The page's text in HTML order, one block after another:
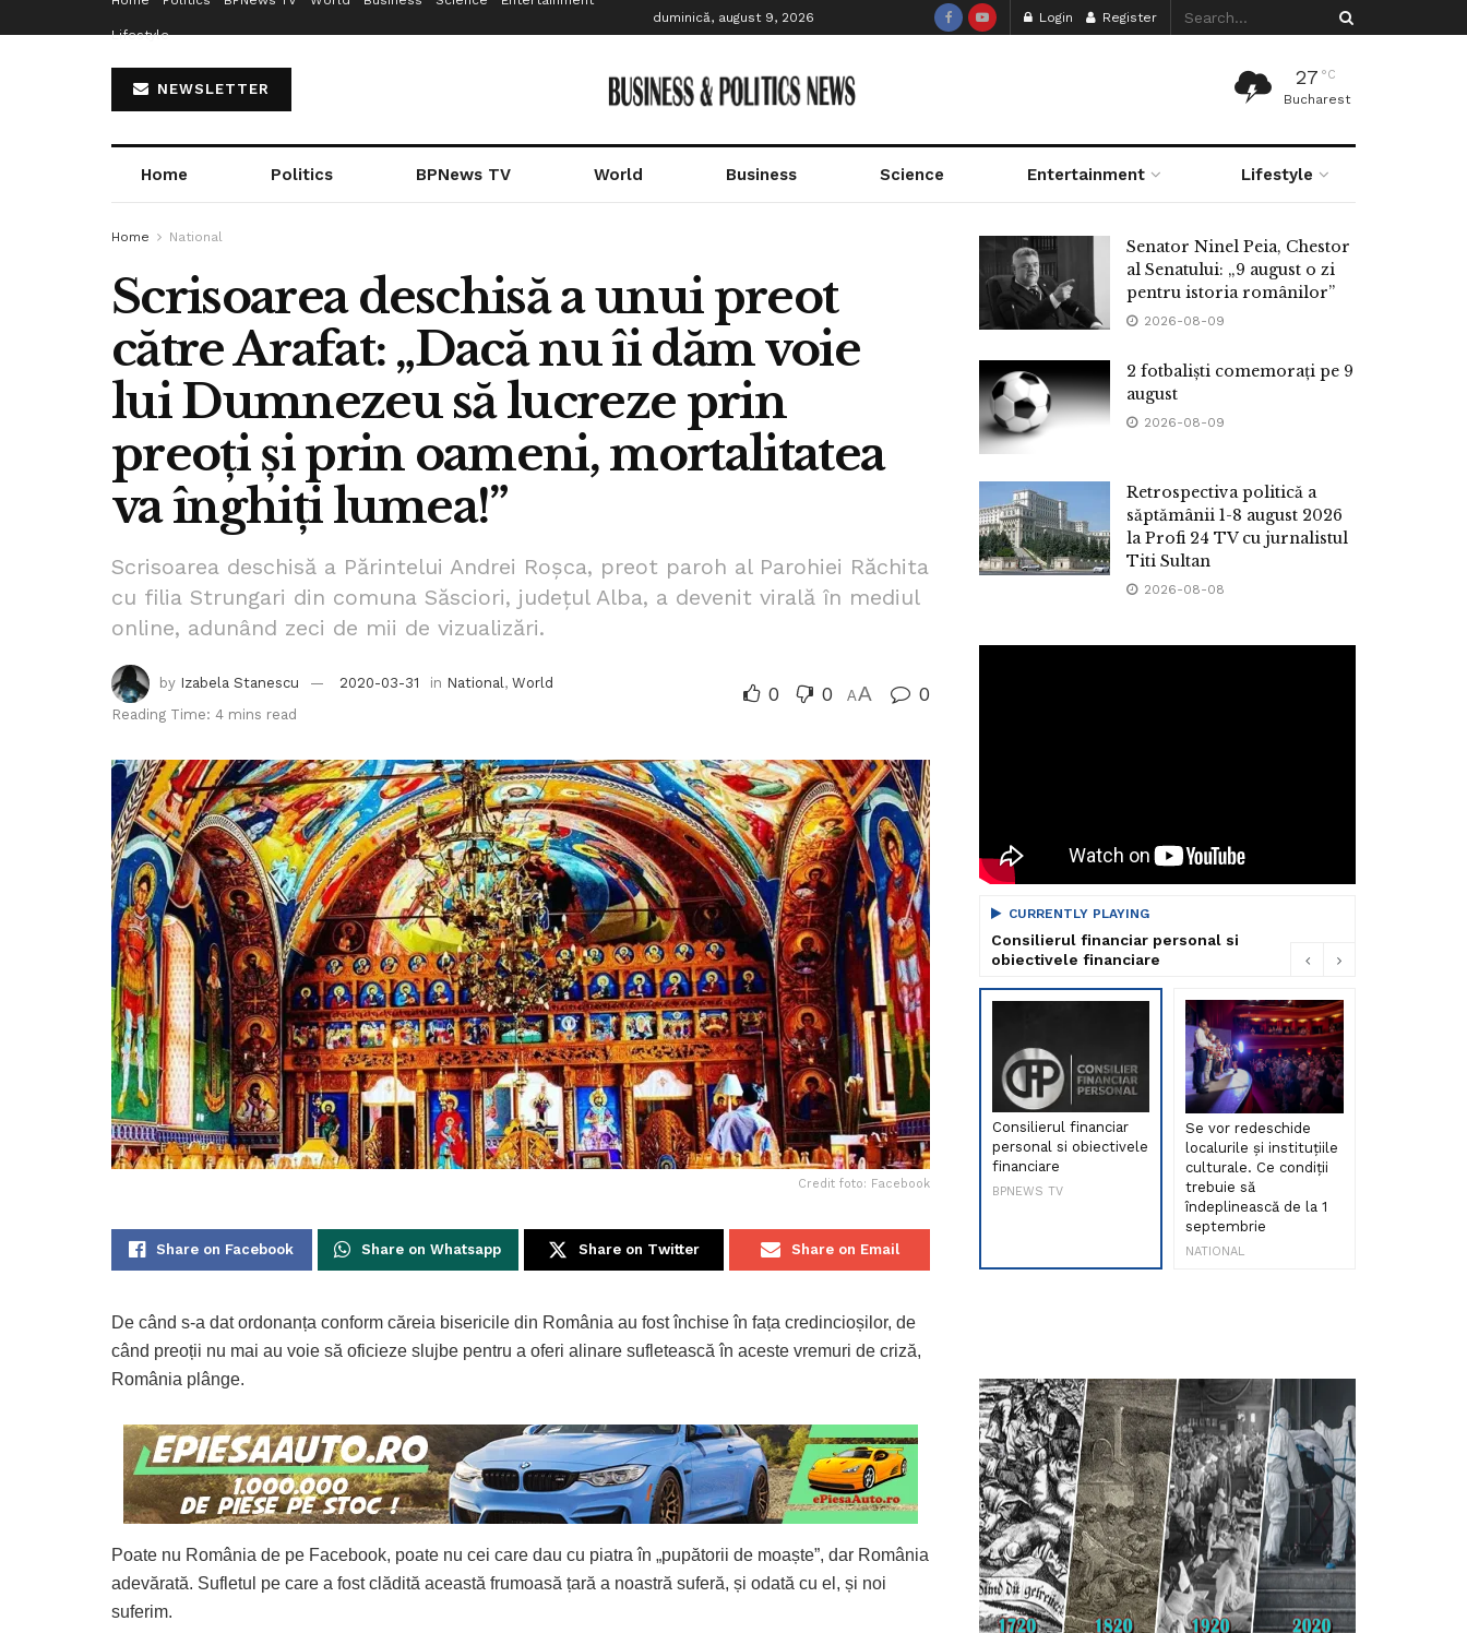
Lifestyle
duminică, august 9, 2026 Login Register
NEWSLETTER
27 °C
Bucharest
Home Politics BPNews TV World Business Science Entertainment Lifestyle
Home National
Scrisoarea deschisă a unui preot
către Arafat: „Dacă nu îi dăm voie
lui Dumnezeu să lucreze prin
preoți și prin oameni, mortalitatea
va înghiți lumea!”
Scrisoarea deschisă a Părintelui Andrei Roșca, preot paroh al Parohiei Răchita
cu filia Strungari din comuna Săsciori, județul Alba, a devenit virală în mediul
online, adunând zeci de mii de vizualizări.
by Izabela Stanescu 2020-03-31 in National , World
Reading Time: 4 mins read
0 0 AA 0
Credit foto: Facebook
Share on Facebook Share on Whatsapp Share on Twitter Share on Email
De când s-a dat ordonanța conform căreia bisericile din România au fost închise în fața credincioșilor, de
când preoții nu mai au voie să oficieze slujbe pentru a oferi alinare sufletească în aceste vremuri de criză,
România plânge.
Poate nu România de pe Facebook, poate nu cei care dau cu piatra în „pupătorii de moaște”, dar România
adevărată. Sufletul pe care a fost clădită această frumoasă țară a noastră suferă, și odată cu el, și noi
suferim.
Senator Ninel Peia, Chestor
al Senatului: „9 august o zi
pentru istoria românilor”
2026-08-09
2 fotbaliști comemorați pe 9
august
2026-08-09
Retrospectiva politică a
săptămânii 1-8 august 2026
la Profi 24 TV cu jurnalistul
Titi Sultan
2026-08-08
CURRENTLY PLAYING
Consilierul financiar personal si
obiectivele financiare
Consilierul financiar
personal si obiectivele
financiare
BPNEWS TV
Se vor redeschide
localurile și instituțiile
culturale. Ce condiții
trebuie să
îndeplinească de la 1
septembrie
NATIONAL